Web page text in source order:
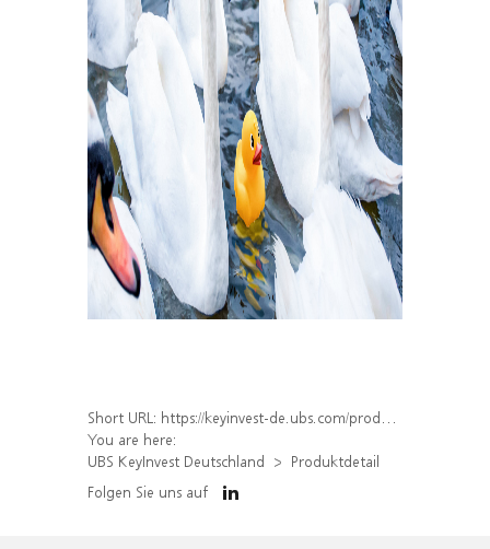
Short URL: https://keyinvest-de.ubs.com/produkt/detail/index/isin/DE000WA7LW50
You are here:
UBS KeyInvest Deutschland
Produktdetail
Folgen Sie uns auf